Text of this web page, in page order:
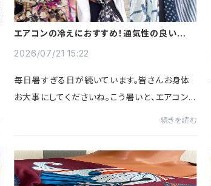
エアコンの冷えにおすすめ！通気性の良いコッ
2026/07/21 15:22
毎日暑すぎる日が続いています。皆さんお身体
お大事にしてくださいね。こう暑いと、エアコン
を適温にと思いつつ、どうしても冷やしすぎる。
と耐えれない。これって...
続きを読む